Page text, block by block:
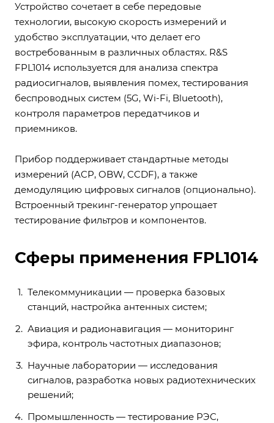
Устройство сочетает в себе передовые
технологии, высокую скорость измерений и
удобство эксплуатации, что делает его
востребованным в различных областях. R&S
FPL1014 используется для анализа спектра
радиосигналов, выявления помех, тестирования
беспроводных систем (5G, Wi-Fi, Bluetooth),
контроля параметров передатчиков и
приемников.
Прибор поддерживает стандартные методы
измерений (ACP, OBW, CCDF), а также
демодуляцию цифровых сигналов (опционально).
Встроенный трекинг-генератор упрощает
тестирование фильтров и компонентов.
Сферы применения FPL1014
Телекоммуникации — проверка базовых
станций, настройка антенных систем;
Авиация и радионавигация — мониторинг
эфира, контроль частотных диапазонов;
Научные лаборатории — исследования
сигналов, разработка новых радиотехнических
решений;
Промышленность — тестирование РЭС,